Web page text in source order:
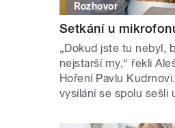
Rozhovor
Setkání u
„Dokud jste tu nebyl,
nejstarší my,“ řekli
Hoření Pavlu
vysílání se spolu sešli